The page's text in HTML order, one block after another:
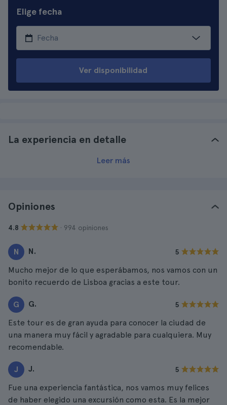
Elige fecha
Ver disponibilidad
La experiencia en detalle
Leer más
Opiniones
4.8 · 994 opiniones
N N. 5
Mucho mejor de lo que esperábamos, nos vamos con un
bonito recuerdo de Lisboa gracias a este tour.
G G. 5
Este tour es de gran ayuda para conocer la ciudad de
una manera muy fácil y agradable para cualquiera. Muy
recomendable.
J J. 5
Fue una experiencia fantástica, nos vamos muy felices
de haber elegido una excursión como esta. Es la mejor